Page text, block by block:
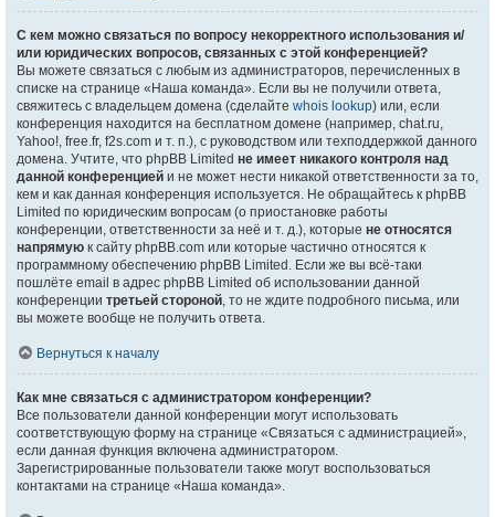
С кем можно связаться по вопросу некорректного использования и/
или юридических вопросов, связанных с этой конференцией?
Вы можете связаться с любым из администраторов, перечисленных в
списке на странице «Наша команда». Если вы не получили ответа,
свяжитесь с владельцем домена (сделайте whois lookup) или, если
конференция находится на бесплатном домене (например, chat.ru,
Yahoo!, free.fr, f2s.com и т. п.), с руководством или техподдержкой данного
домена. Учтите, что phpBB Limited не имеет никакого контроля над
данной конференцией и не может нести никакой ответственности за то,
кем и как данная конференция используется. Не обращайтесь к phpBB
Limited по юридическим вопросам (о приостановке работы
конференции, ответственности за неё и т. д.), которые не относятся
напрямую к сайту phpBB.com или которые частично относятся к
программному обеспечению phpBB Limited. Если же вы всё-таки
пошлёте email в адрес phpBB Limited об использовании данной
конференции третьей стороной, то не ждите подробного письма, или
вы можете вообще не получить ответа.
Вернуться к началу
Как мне связаться с администратором конференции?
Все пользователи данной конференции могут использовать
соответствующую форму на странице «Связаться с администрацией»,
если данная функция включена администратором.
Зарегистрированные пользователи также могут воспользоваться
контактами на странице «Наша команда».